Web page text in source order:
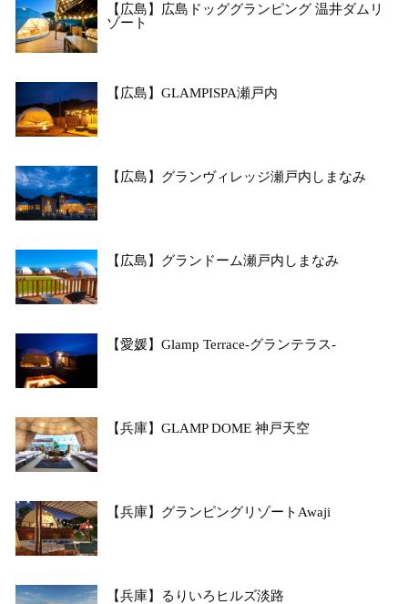
【広島】広島ドッググランピング 温井ダムリ
ゾート
【広島】GLAMPISPA瀬戸内
【広島】グランヴィレッジ瀬戸内しまなみ
【広島】グランドーム瀬戸内しまなみ
【愛媛】Glamp Terrace-グランテラス-
【兵庫】GLAMP DOME 神戸天空
【兵庫】グランピングリゾートAwaji
【兵庫】るりいろヒルズ淡路